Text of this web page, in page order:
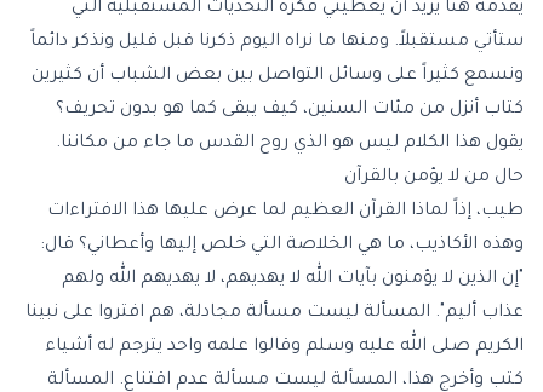
يقدمه هنا يريد أن يعطيني فكرة التحديات المستقبلية التي
ستأتي مستقبلاً. ومنها ما نراه اليوم ذكرنا قبل قليل ونذكر دائماً
ونسمع كثيراً على وسائل التواصل بين بعض الشباب أن كثيرين
كتاب أنزل من مئات السنين، كيف يبقى كما هو بدون تحريف؟
يقول هذا الكلام ليس هو الذي روح القدس ما جاء من مكاننا.
حال من لا يؤمن بالقرآن
طيب، إذاً لماذا القرآن العظيم لما عرض عليها هذا الافتراءات
وهذه الأكاذيب، ما هي الخلاصة التي خلص إليها وأعطاني؟ قال:
"إن الذين لا يؤمنون بآيات الله لا يهديهم، لا يهديهم الله ولهم
عذاب أليم". المسألة ليست مسألة مجادلة، هم افتروا على نبينا
الكريم صلى الله عليه وسلم وقالوا علمه واحد يترجم له أشياء
كتب وأخرج هذا، المسألة ليست مسألة عدم اقتناع. المسألة